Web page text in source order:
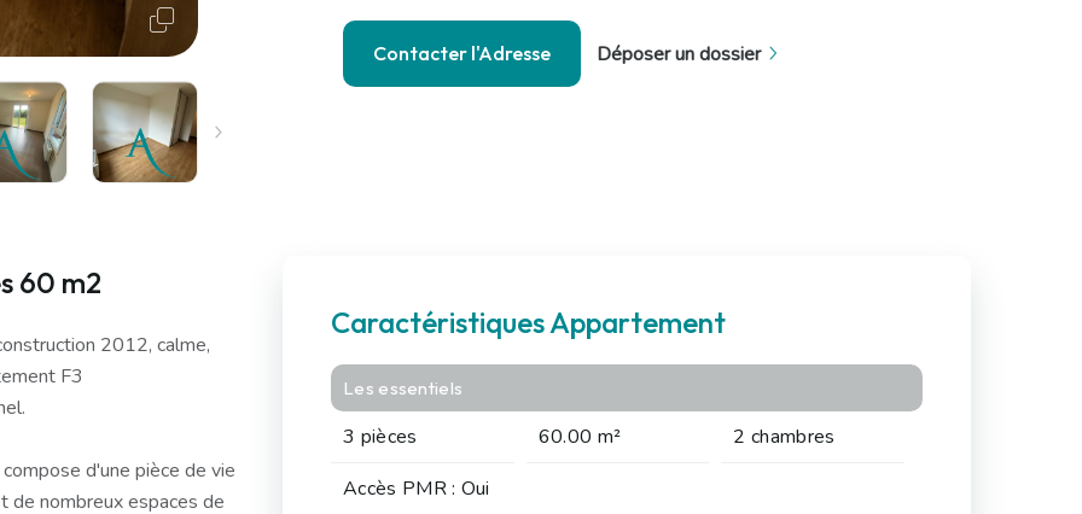
Contacter l'Adresse Déposer un dossier
60 m2
2012, calme,
F3
d'une pièce de vie
de nombreux espaces de
Caractéristiques Appartement
Les essentiels
3 pièces 60.00 m²
2 chambres
Accès PMR : Oui